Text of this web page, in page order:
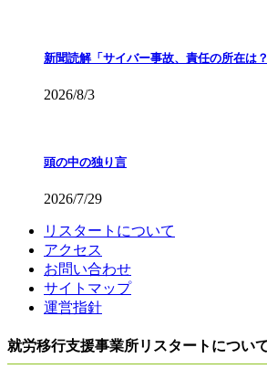
新聞読解「サイバー事故、責任の所在は？
2026/8/3
頭の中の独り言
2026/7/29
リスタートについて
アクセス
お問い合わせ
サイトマップ
運営指針
就労移行支援事業所リスタートについ